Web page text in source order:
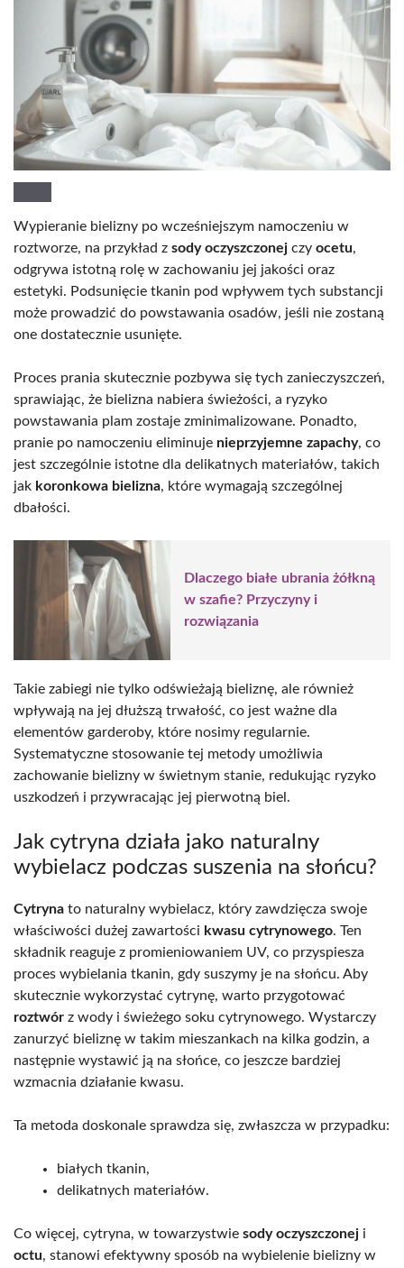
Wypieranie bielizny po wcześniejszym namoczeniu w
roztworze, na przykład z sody oczyszczonej czy ocetu,
odgrywa istotną rolę w zachowaniu jej jakości oraz
estetyki. Podsunięcie tkanin pod wpływem tych substancji
może prowadzić do powstawania osadów, jeśli nie zostaną
one dostatecznie usunięte.
Proces prania skutecznie pozbywa się tych zanieczyszczeń,
sprawiając, że bielizna nabiera świeżości, a ryzyko
powstawania plam zostaje zminimalizowane. Ponadto,
pranie po namoczeniu eliminuje nieprzyjemne zapachy, co
jest szczególnie istotne dla delikatnych materiałów, takich
jak koronkowa bielizna, które wymagają szczególnej
dbałości.
Dlaczego białe ubrania żółkną
w szafie? Przyczyny i
rozwiązania
Takie zabiegi nie tylko odświeżają bieliznę, ale również
wpływają na jej dłuższą trwałość, co jest ważne dla
elementów garderoby, które nosimy regularnie.
Systematyczne stosowanie tej metody umożliwia
zachowanie bielizny w świetnym stanie, redukując ryzyko
uszkodzeń i przywracając jej pierwotną biel.
Jak cytryna działa jako naturalny
wybielacz podczas suszenia na słońcu?
Cytryna to naturalny wybielacz, który zawdzięcza swoje
właściwości dużej zawartości kwasu cytrynowego. Ten
składnik reaguje z promieniowaniem UV, co przyspiesza
proces wybielania tkanin, gdy suszymy je na słońcu. Aby
skutecznie wykorzystać cytrynę, warto przygotować
roztwór z wody i świeżego soku cytrynowego. Wystarczy
zanurzyć bieliznę w takim mieszankach na kilka godzin, a
następnie wystawić ją na słońce, co jeszcze bardziej
wzmacnia działanie kwasu.
Ta metoda doskonale sprawdza się, zwłaszcza w przypadku:
białych tkanin,
delikatnych materiałów.
Co więcej, cytryna, w towarzystwie sody oczyszczonej i
octu, stanowi efektywny sposób na wybielenie bielizny w